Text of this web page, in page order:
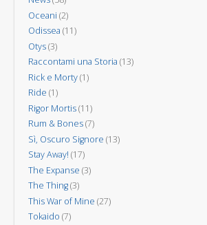
Oceani (2)
Odissea (11)
Otys(3)
Raccontami una Storia (13)
Rick e Morty(1)
Ride (1)
Rigor Mortis(11)
Rum & Bones(7)
Sì, Oscuro Signore (13)
Stay Away! (17)
The Expanse (3)
The Thing(3)
This War of Mine (27)
Tokaido (7)